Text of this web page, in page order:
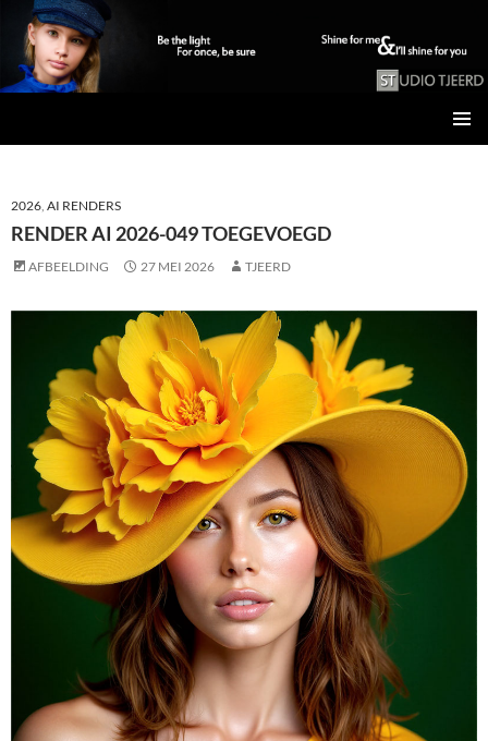
INHOUD
2026, AI RENDERS
RENDER AI 2026-049 TOEGEVOEGD
AFBEELDING 27 MEI 2026 TJEERD